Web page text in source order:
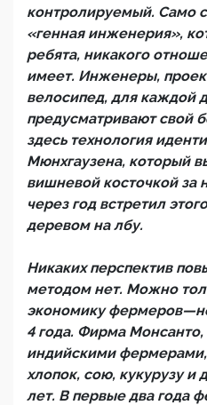
контролируемый. Само
«генная инженерия»,
ребята, никакого
имеет. Инженеры,
велосипед, для каждой
предусматривают свой
здесь технология
Мюнхгаузена, который
вишневой косточкой за
через год встретил
деревом на лбу.
Никаких перспектив
методом нет. Можно
экономику
4 года. Фирма Монсанто,
индийскими
хлопок, сою, кукурузу и
лет. В первые два года